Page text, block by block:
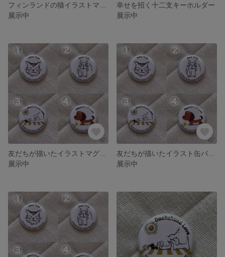
展示中
幸せを招く十二支キーホルダー
展示中
展示中
展示中